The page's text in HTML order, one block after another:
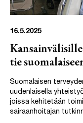
16.5.2025
tie
Suomalaisen
uudenlaisella
joissa kehitetään
sairaanhoitajan